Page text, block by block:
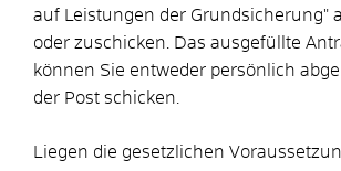
auf Leistungen der Grundsicherung"
oder zuschicken. Das ausgefüllte
können Sie entweder persönlich
der Post schicken.
Liegen die gesetzlichen